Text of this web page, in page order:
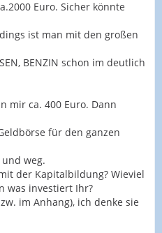
Euro. Sicher könnte
ist man mit den großen
BENZIN schon im deutlich
mir ca. 400 Euro. Dann
für den ganzen
weg.
der Kapitalbildung? Wieviel
was investiert Ihr?
im Anhang), ich denke sie